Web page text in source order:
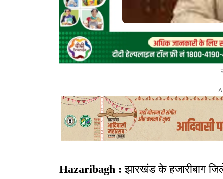
Hazaribagh :झारखंड के हजारीबाग